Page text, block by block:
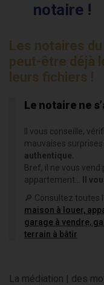
notaire !
Les notaires
peut-être déjà
leurs fichiers !
Le notaire ne
Il vous conseille,
mauvaises surprises
authentique.
Bref, il ne vous
appartement...
Il
🔎 Consultez toutes
maison à louer,
garage à vendre,
terrain à bâtir
La médiation | des